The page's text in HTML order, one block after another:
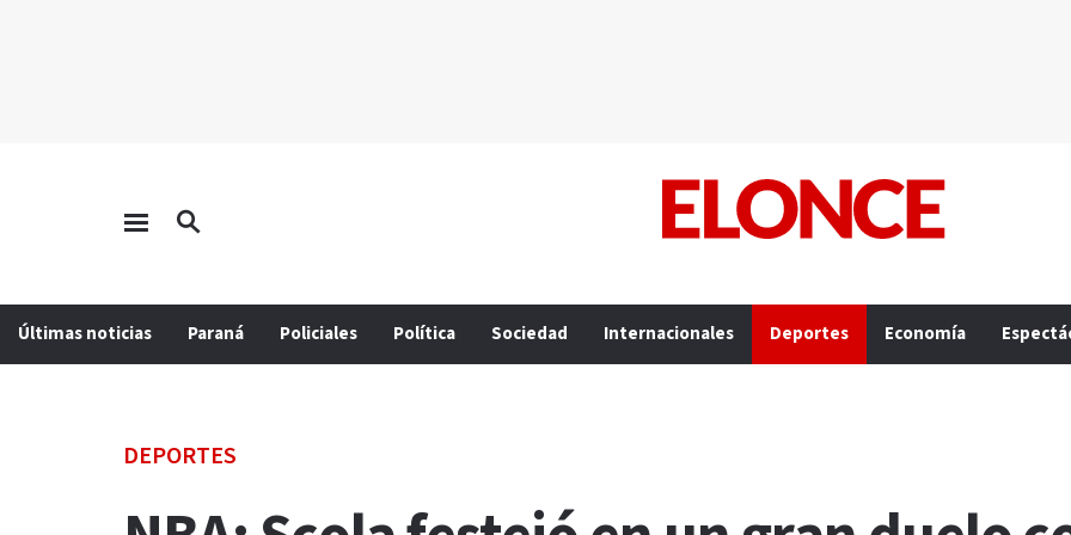
Últimas noticias Paraná Policiales Política Sociedad Internacionales Deportes Economía
DEPORTES